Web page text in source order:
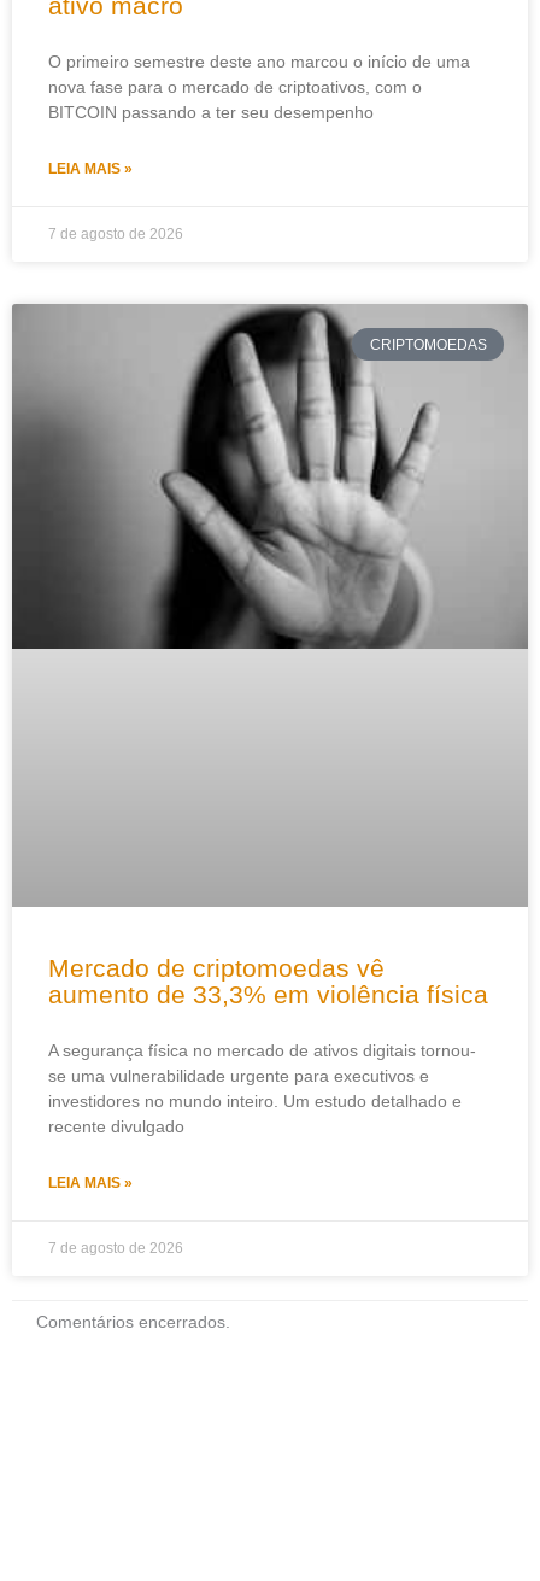
ativo macro
O primeiro semestre deste ano marcou o início de uma
nova fase para o mercado de criptoativos, com o
BITCOIN passando a ter seu desempenho
LEIA MAIS »
7 de agosto de 2026
CRIPTOMOEDAS
Mercado de criptomoedas vê
aumento de 33,3% em violência física
A segurança física no mercado de ativos digitais tornou-
se uma vulnerabilidade urgente para executivos e
investidores no mundo inteiro. Um estudo detalhado e
recente divulgado
LEIA MAIS »
7 de agosto de 2026
Comentários encerrados.